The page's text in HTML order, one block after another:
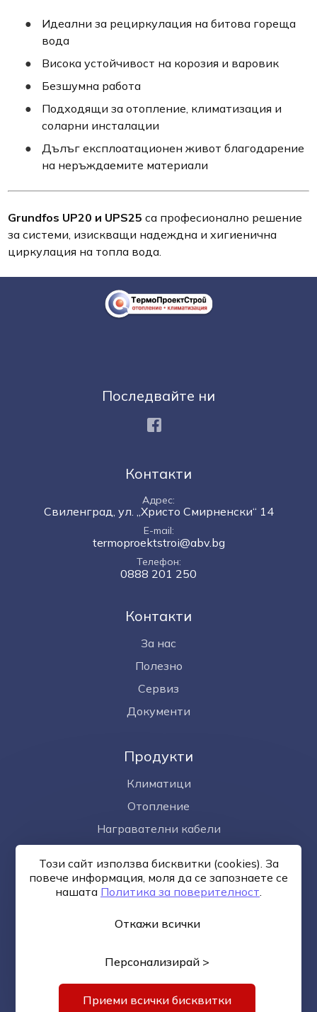
Идеални за рециркулация на битова гореща
вода
Висока устойчивост на корозия и варовик
Безшумна работа
Подходящи за отопление, климатизация и
соларни инсталации
Дълъг експлоатационен живот благодарение
на неръждаемите материали
Grundfos UP20 и UPS25 са професионално решение
за системи, изискващи надеждна и хигиенична
циркулация на топла вода.
Контакти
За нас
Полезно
Сервиз
Документи
Продукти
Климатици
Отопление
Награвателни кабели
Фотоволтаици
Контакти
Адрес
Свиленград, ул. „Христо Смирненски“ 14
E-mail
termoproektstroi@abv.bg
Телефон
0888 201 250
Последвайте ни
© —2026
Карта на сайта
Изработка на сайт върху Creativiso® Xpress™
1 EUR = 1.95583 BGN
Този сайт използва бисквитки (cookies). За
повече информация, моля да се запознаете се
нашaтa Политика за поверителност.
Откажи всички
Персонализирай >
Приеми всички бисквитки